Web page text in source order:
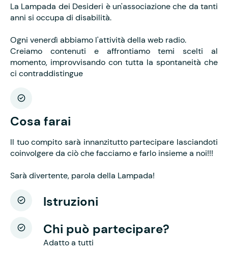
La Lampada dei Desideri è un'associazione che da tanti
anni si occupa di disabilità.
Ogni venerdì abbiamo l'attività della web radio.
Creiamo contenuti e affrontiamo temi scelti al
momento, improvvisando con tutta la spontaneità che
ci contraddistingue
Cosa farai
Il tuo compito sarà innanzitutto partecipare lasciandoti
coinvolgere da ciò che facciamo e farlo insieme a noi!!!
Sarà divertente, parola della Lampada!
Istruzioni
Chi può partecipare?
Adatto a tutti